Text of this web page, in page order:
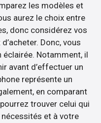
les modèles et
aurez le choix entre
donc considérez vos
Donc, vous
Notamment, il
avant d’effectuer un
représente un
en comparant
trouver celui qui
et à votre